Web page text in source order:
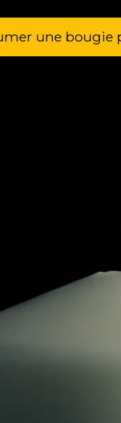
une bougie